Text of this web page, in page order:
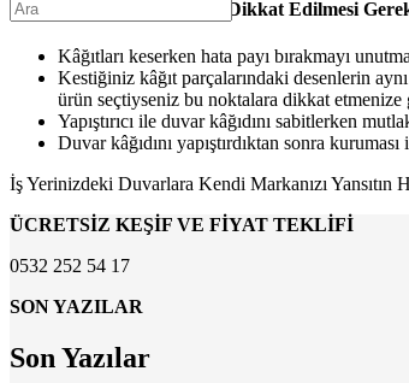
Duvar Kâğıdı Montajında Dikkat Edilmesi
Kâğıtları keserken hata payı bırakmayı
Kestiğiniz kâğıt parçalarındaki desenlerin
ürün seçtiyseniz bu noktalara dikkat
Yapıştırıcı ile duvar kâğıdını sabitlerken
Duvar kâğıdını yapıştırdıktan sonra
İş Yerinizdeki Duvarlara Kendi Markanızı Yansıtın
ÜCRETSİZ KEŞİF VE FİYAT TEKLİFİ
0532 252 54 17
SON YAZILAR
Son Yazılar